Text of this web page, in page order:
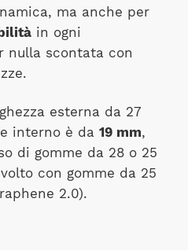
ma anche per
in ogni
nulla scontata con
esterna da 27
interno è da 19 mm,
di gomme da 28 o 25
con gomme da 25
2.0).